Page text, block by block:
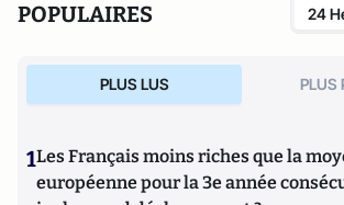
POPULAIRES 24
PLUS LUS PLUS
1Les Français moins riches que la
européenne pour la 3e année